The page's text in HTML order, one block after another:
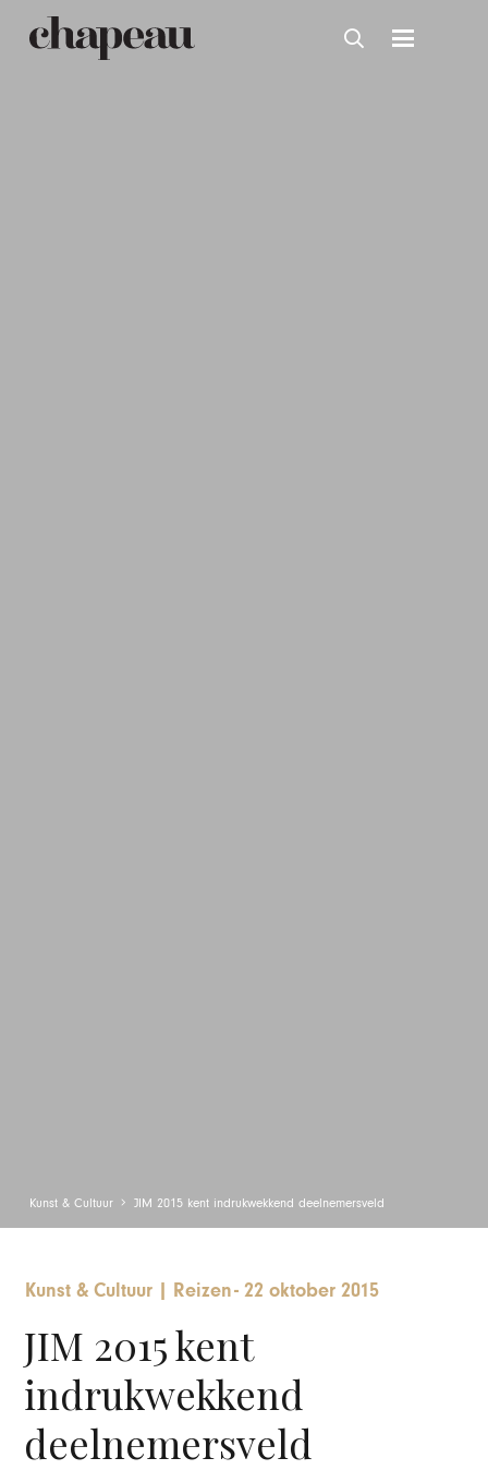
Kunst & Cultuur JIM 2015 kent indrukwekkend deelnemersveld
Kunst & Cultuur Reizen-22 oktober 2015
JIM 2015 kent
indrukwekkend
deelnemersveld